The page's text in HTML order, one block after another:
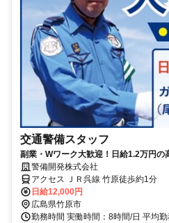
交通警備スタッフ
副業・Wワーク大歓迎！日給1.2万円の
のみもOK！
警備開発株式会社
アクセス ＪＲ呉線 竹原徒歩約1分
日給12,000円
広島県竹原市
勤務時間 実働時間：8時間/日 平均